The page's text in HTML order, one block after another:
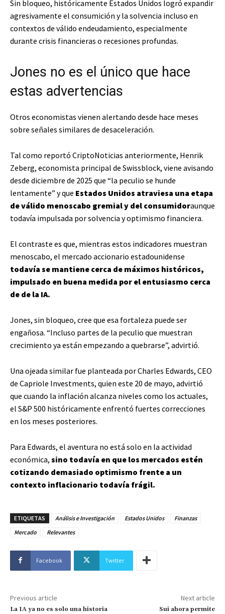
Sin bloqueo, históricamente Estados Unidos logró expandir
agresivamente el consumición y la solvencia incluso en
contextos de válido endeudamiento, especialmente
durante crisis financieras o recesiones profundas.
Jones no es el único que hace
estas advertencias
Otros economistas vienen alertando desde hace meses
sobre señales similares de desaceleración.
Tal como reportó CriptoNoticias anteriormente, Henrik
Zeberg, economista principal de Swissblock, viene avisando
desde diciembre de 2025 que “la peculio se hunde
lentamente” y que Estados Unidos atraviesa una etapa
de válido menoscabo gremial y del consumidoraunque
todavía impulsada por solvencia y optimismo financiera.
El contraste es que, mientras estos indicadores muestran
menoscabo, el mercado accionario estadounidense
todavía se mantiene cerca de máximos históricos,
impulsado en buena medida por el entusiasmo cerca
de de la IA.
Jones, sin bloqueo, cree que esa fortaleza puede ser
engañosa. “Incluso partes de la peculio que muestran
crecimiento ya están empezando a quebrarse”, advirtió.
Una ojeada similar fue planteada por Charles Edwards, CEO
de Capriole Investments, quien este 20 de mayo, advirtió
que cuando la inflación alcanza niveles como los actuales,
el S&P 500 históricamente enfrentó fuertes correcciones
en los meses posteriores.
Para Edwards, el aventura no está solo en la actividad
económica, sino todavía en que los mercados estén
cotizando demasiado optimismo frente a un
contexto inflacionario todavía frágil.
ETIQUETAS Análisis e Investigación Estados Unidos
Finanzas
Mercado
Relevantes
Facebook Twitter
Previous article
La IA ya no es solo una historia
Next article
Sui ahora permite